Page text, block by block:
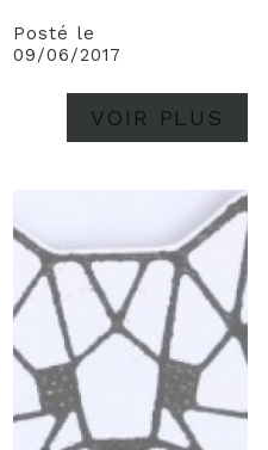
Posté le
09/06/2017
VOIR PLUS